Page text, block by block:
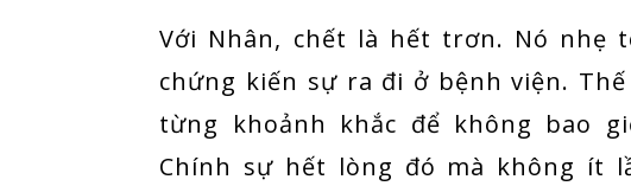
Với Nhân, chết là hết trơn. Nó nhẹ
chứng kiến sự ra đi ở bệnh viện.
từng khoảnh khắc để không bao
Chính sự hết lòng đó mà không ít